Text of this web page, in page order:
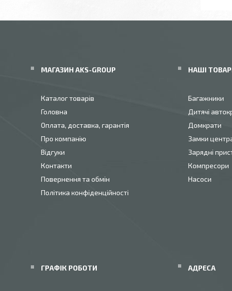
МАГАЗИН AKS-GROUP
Каталог товарів
Головна
Оплата, доставка, гарантія
Про компанію
Відгуки
Контакти
Повернення та обмін
Політика конфіденційності
НАШІ
Багажники
Дитячі
Домкрати
Замки
Зарядні
Компресори
Насоси
ГРАФІК РОБОТИ